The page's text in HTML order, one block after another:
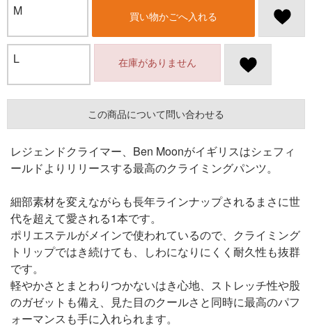
M 買い物かごへ入れる
L 在庫がありません
この商品について問い合わせる
レジェンドクライマー、Ben Moonがイギリスはシェフィ
ールドよりリリースする最高のクライミングパンツ。
細部素材を変えながらも長年ラインナップされるまさに世
代を超えて愛される1本です。
ポリエステルがメインで使われているので、クライミング
トリップではき続けても、しわになりにくく耐久性も抜群
です。
軽やかさとまとわりつかないはき心地、ストレッチ性や股
のガゼットも備え、見た目のクールさと同時に最高のパフ
ォーマンスも手に入れられます。